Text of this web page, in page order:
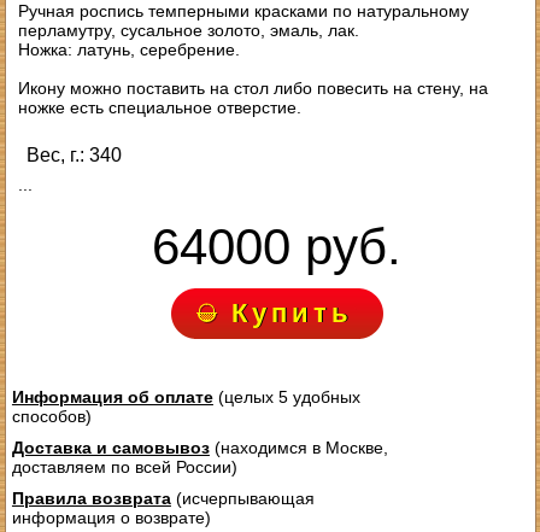
Ручная роспись темперными красками по натуральному
перламутру, сусальное золото, эмаль, лак.
Ножка: латунь, серебрение.
Икону можно поставить на стол либо повесить на стену, на
ножке есть специальное отверстие.
Вес, г.: 340
64000 руб.
Купить
Информация об оплате(целых 5 удобных
способов)
Доставка и самовывоз(находимся в Москве,
доставляем по всей России)
Правила возврата(исчерпывающая
информация о возврате)